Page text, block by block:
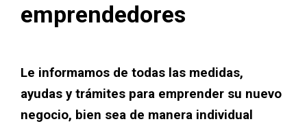
emprendedores
Le informamos de todas las medidas,
ayudas y trámites para emprender su nuevo
negocio, bien sea de manera individual